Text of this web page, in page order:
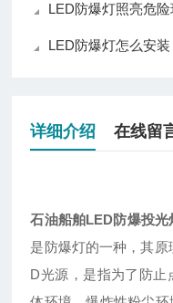
LED防爆灯照亮危
LED防爆灯怎么安装
详细介绍 在线留
石油船舶LED防爆投
是防爆灯的一种，其
D光源，是指为了防止